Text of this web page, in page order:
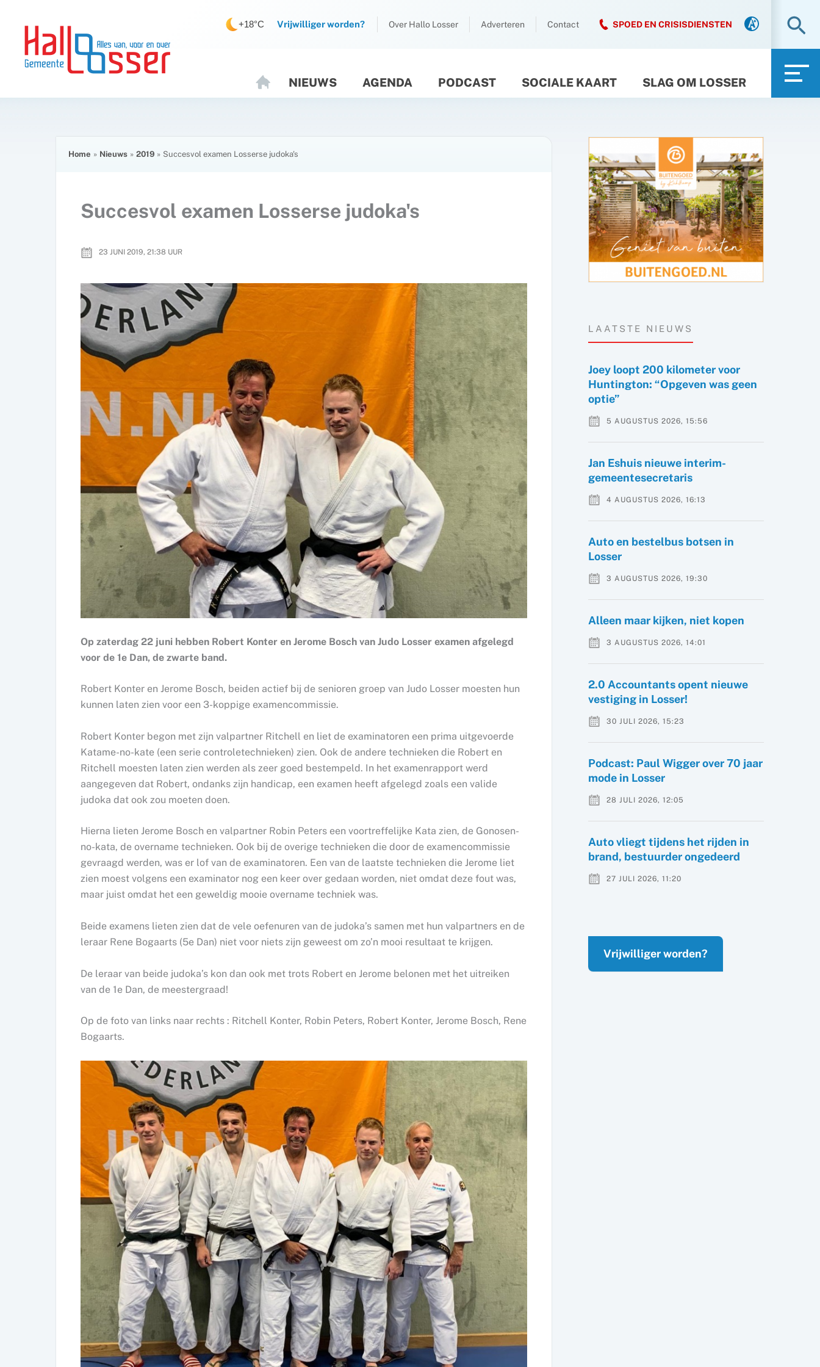
inhoud
inhoud
+18°C Vrijwilliger worden? Over Hallo Losser Adverteren Contact SPOED EN CRISISDIENSTEN
O
M
NIEUWS AGENDA PODCAST SOCIALE KAART SLAG OM LOSSER
Home Nieuws 2019 Succesvol examen Losserse judoka's
Succesvol examen Losserse judoka's
23 JUNI 2019, 21:38 UUR
Op zaterdag 22 juni hebben Robert Konter en Jerome Bosch van Judo Losser examen afgelegd
voor de 1e Dan, de zwarte band.
Robert Konter en Jerome Bosch, beiden actief bij de senioren groep van Judo Losser moesten hun
kunnen laten zien voor een 3-koppige examencommissie.
Robert Konter begon met zijn valpartner Ritchell en liet de examinatoren een prima uitgevoerde
Katame-no-kate (een serie controletechnieken) zien. Ook de andere technieken die Robert en
Ritchell moesten laten zien werden als zeer goed bestempeld. In het examenrapport werd
aangegeven dat Robert, ondanks zijn handicap, een examen heeft afgelegd zoals een valide
judoka dat ook zou moeten doen.
Hierna lieten Jerome Bosch en valpartner Robin Peters een voortreffelijke Kata zien, de Gonosen-
no-kata, de overname technieken. Ook bij de overige technieken die door de examencommissie
gevraagd werden, was er lof van de examinatoren. Een van de laatste technieken die Jerome liet
zien moest volgens een examinator nog een keer over gedaan worden, niet omdat deze fout was,
maar juist omdat het een geweldig mooie overname techniek was.
Beide examens lieten zien dat de vele oefenuren van de judoka’s samen met hun valpartners en de
leraar Rene Bogaarts (5e Dan) niet voor niets zijn geweest om zo’n mooi resultaat te krijgen.
De leraar van beide judoka’s kon dan ook met trots Robert en Jerome belonen met het uitreiken
van de 1e Dan, de meestergraad!
Op de foto van links naar rechts : Ritchell Konter, Robin Peters, Robert Konter, Jerome Bosch, Rene
Bogaarts.
LAATSTE NIEUWS
Joey loopt 200 kilometer voor
Huntington: “Opgeven was geen
optie”
5 AUGUSTUS 2026, 15:56
Jan Eshuis nieuwe interim-
gemeentesecretaris
4 AUGUSTUS 2026, 16:13
Auto en bestelbus botsen in
Losser
3 AUGUSTUS 2026, 19:30
Alleen maar kijken, niet kopen
3 AUGUSTUS 2026, 14:01
2.0 Accountants opent nieuwe
vestiging in Losser!
30 JULI 2026, 15:23
Podcast: Paul Wigger over 70 jaar
mode in Losser
28 JULI 2026, 12:05
Auto vliegt tijdens het rijden in
brand, bestuurder ongedeerd
27 JULI 2026, 11:20
Vrijwilliger worden?